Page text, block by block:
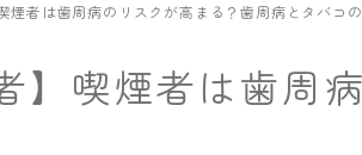
煙者は歯周病のリスクが高まる？歯周病とタバコ
】喫煙者は歯周